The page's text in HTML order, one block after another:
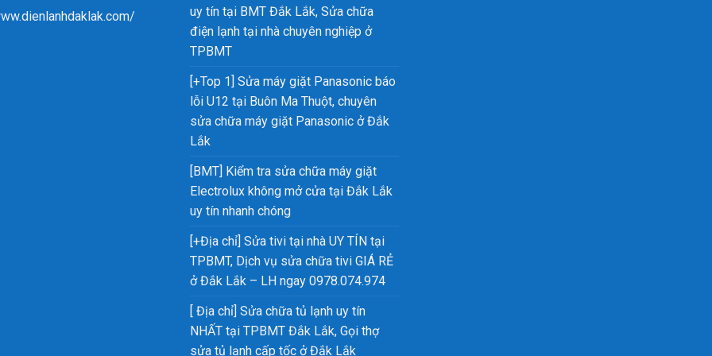
uy tín tại BMT Đắk Lắk, Sửa chữa
điện lạnh tại nhà chuyên nghiệp ở
TPBMT
[+Top 1] Sửa máy giặt Panasonic báo
lỗi U12 tại Buôn Ma Thuột, chuyên
sửa chữa máy giặt Panasonic ở Đắk
Lắk
[BMT] Kiểm tra sửa chữa máy giặt
Electrolux không mở cửa tại Đắk Lắk
uy tín nhanh chóng
[+Địa chỉ] Sửa tivi tại nhà UY TÍN tại
TPBMT, Dịch vụ sửa chữa tivi GIÁ RẺ
ở Đắk Lắk – LH ngay 0978.074.974
[ Địa chỉ] Sửa chữa tủ lạnh uy tín
NHẤT tại TPBMT Đắk Lắk, Gọi thợ
sửa tủ lạnh cấp tốc ở Đắk Lắk